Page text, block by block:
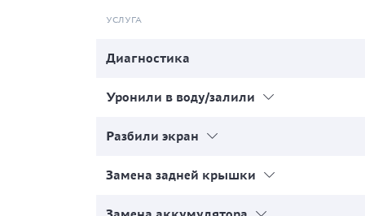
УСЛУГА
Диагностика
Уронили в воду/залили
Разбили экран
Замена задней крышки